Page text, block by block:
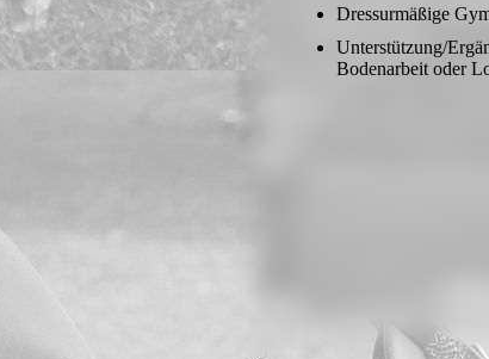
Dressurmäßige
Unterstützung/
Bodenarbeit oder